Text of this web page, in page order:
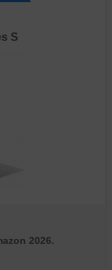
S
2026.